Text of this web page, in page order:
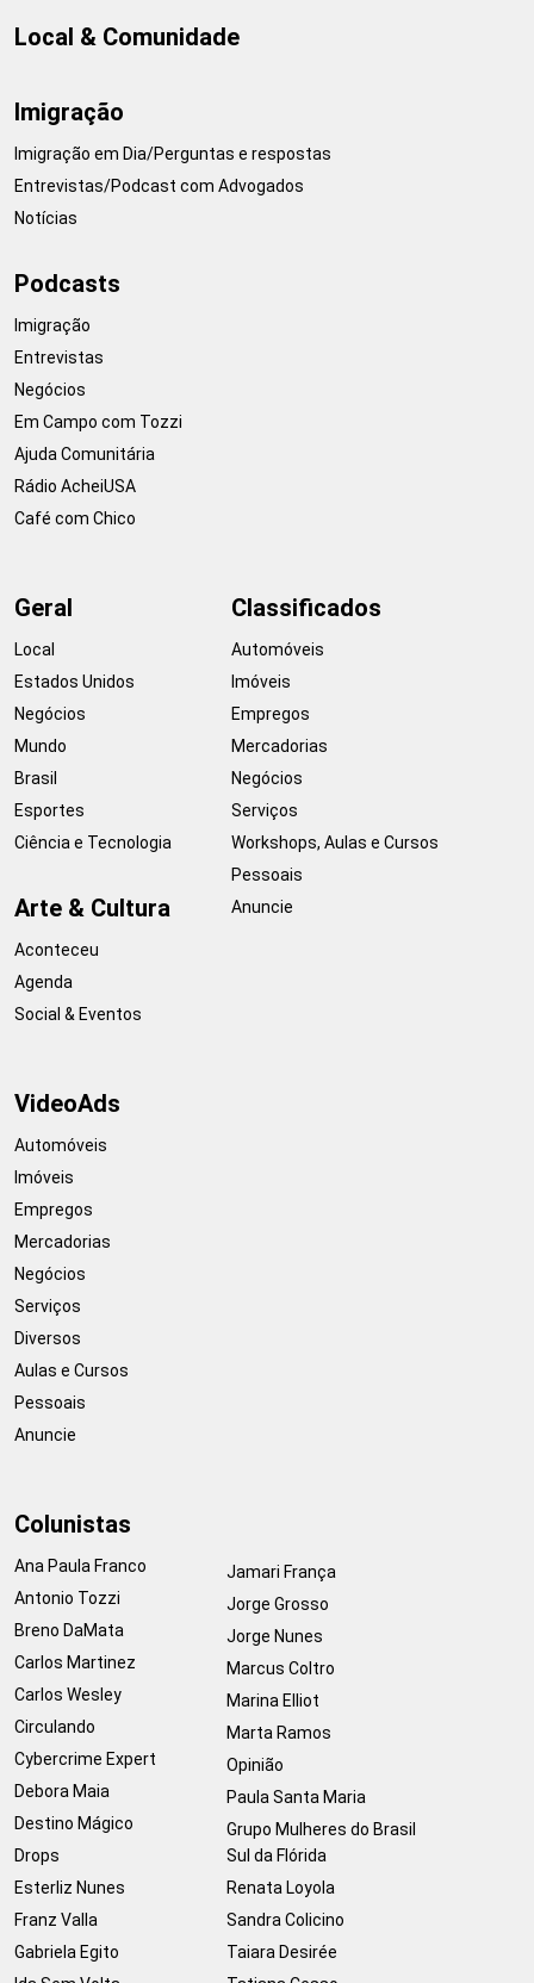
Local & Comunidade
Imigração
Imigração em Dia/Perguntas e respostas
Entrevistas/Podcast com Advogados
Notícias
Podcasts
Imigração
Entrevistas
Negócios
Em Campo com Tozzi
Ajuda Comunitária
Rádio AcheiUSA
Café com Chico
Geral
Local
Estados Unidos
Negócios
Mundo
Brasil
Esportes
Ciência e Tecnologia
Arte & Cultura
Aconteceu
Agenda
Social & Eventos
Classificados
Automóveis
Imóveis
Empregos
Mercadorias
Negócios
Serviços
Workshops, Aulas e Cursos
Pessoais
Anuncie
VideoAds
Automóveis
Imóveis
Empregos
Mercadorias
Negócios
Serviços
Diversos
Aulas e Cursos
Pessoais
Anuncie
Colunistas
Ana Paula Franco
Antonio Tozzi
Breno DaMata
Carlos Martinez
Carlos Wesley
Circulando
Cybercrime Expert
Debora Maia
Destino Mágico
Drops
Esterliz Nunes
Franz Valla
Gabriela Egito
Jamari França
Jorge Grosso
Jorge Nunes
Marcus Coltro
Marina Elliot
Marta Ramos
Opinião
Paula Santa Maria
Grupo Mulheres do Brasil
Sul da Flórida
Renata Loyola
Sandra Colicino
Taiara Desirée